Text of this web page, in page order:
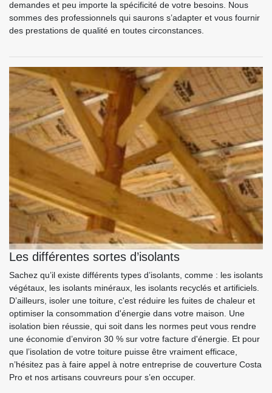
demandes et peu importe la spécificité de votre besoins. Nous
sommes des professionnels qui saurons s’adapter et vous fournir
des prestations de qualité en toutes circonstances.
Les différentes sortes d’isolants
Sachez qu’il existe différents types d’isolants, comme : les isolants
végétaux, les isolants minéraux, les isolants recyclés et artificiels.
D’ailleurs, isoler une toiture, c'est réduire les fuites de chaleur et
optimiser la consommation d'énergie dans votre maison. Une
isolation bien réussie, qui soit dans les normes peut vous rendre
une économie d’environ 30 % sur votre facture d'énergie. Et pour
que l’isolation de votre toiture puisse être vraiment efficace,
n’hésitez pas à faire appel à notre entreprise de couverture Costa
Pro et nos artisans couvreurs pour s’en occuper.